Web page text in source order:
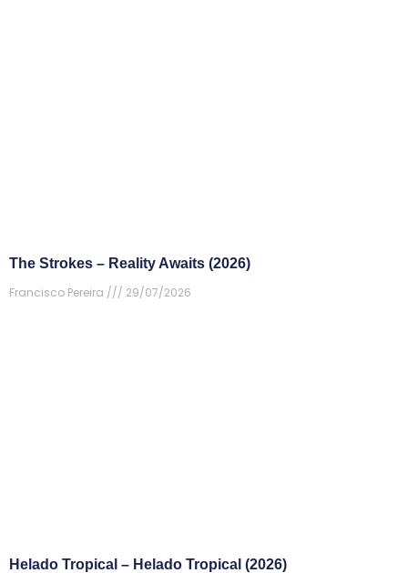
The Strokes – Reality Awaits (2026)
Francisco Pereira
29/07/2026
Helado Tropical – Helado Tropical (2026)